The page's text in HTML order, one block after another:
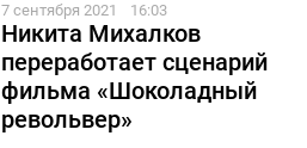
7 сентября 2021 16:03
Никита Михалков
переработает сценарий
фильма «Шоколадный
револьвер»